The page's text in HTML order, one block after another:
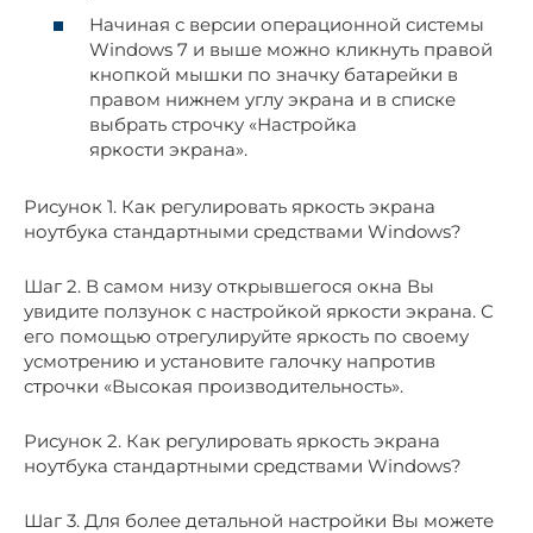
Начиная с версии операционной системы
Windows 7 и выше можно кликнуть правой
кнопкой мышки по значку батарейки в
правом нижнем углу экрана и в списке
выбрать строчку «Настройка
яркости экрана».
Рисунок 1. Как регулировать яркость экрана
ноутбука стандартными средствами Windows?
Шаг 2. В самом низу открывшегося окна Вы
увидите ползунок с настройкой яркости экрана. С
его помощью отрегулируйте яркость по своему
усмотрению и установите галочку напротив
строчки «Высокая производительность».
Рисунок 2. Как регулировать яркость экрана
ноутбука стандартными средствами Windows?
Шаг 3. Для более детальной настройки Вы можете